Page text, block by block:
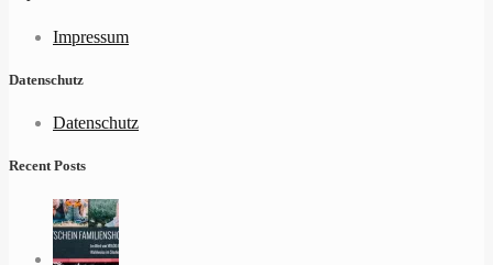
Impressum
Datenschutz
Datenschutz
Recent Posts